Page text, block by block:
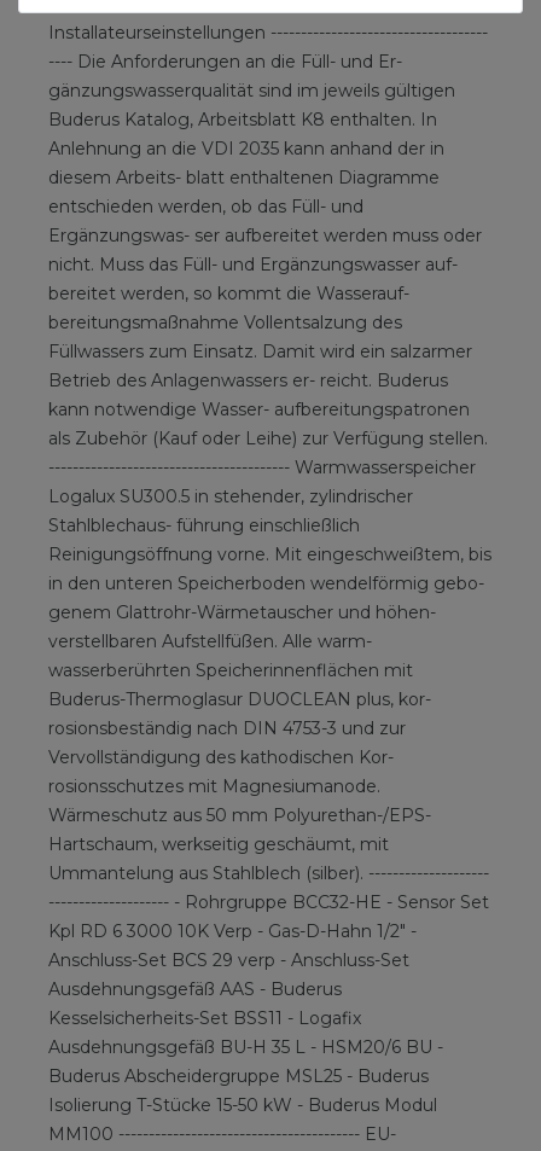
Installateurseinstellungen ------------------------------------
---- Die Anforderungen an die Füll- und Er-
gänzungswasserqualität sind im jeweils gültigen
Buderus Katalog, Arbeitsblatt K8 enthalten. In
Anlehnung an die VDI 2035 kann anhand der in
diesem Arbeits- blatt enthaltenen Diagramme
entschieden werden, ob das Füll- und
Ergänzungswas- ser aufbereitet werden muss oder
nicht. Muss das Füll- und Ergänzungswasser auf-
bereitet werden, so kommt die Wasserauf-
bereitungsmaßnahme Vollentsalzung des
Füllwassers zum Einsatz. Damit wird ein salzarmer
Betrieb des Anlagenwassers er- reicht. Buderus
kann notwendige Wasser- aufbereitungspatronen
als Zubehör (Kauf oder Leihe) zur Verfügung stellen.
---------------------------------------- Warmwasserspeicher
Logalux SU300.5 in stehender, zylindrischer
Stahlblechaus- führung einschließlich
Reinigungsöffnung vorne. Mit eingeschweißtem, bis
in den unteren Speicherboden wendelförmig gebo-
genem Glattrohr-Wärmetauscher und höhen-
verstellbaren Aufstellfüßen. Alle warm-
wasserberührten Speicherinnenflächen mit
Buderus-Thermoglasur DUOCLEAN plus, kor-
rosionsbeständig nach DIN 4753-3 und zur
Vervollständigung des kathodischen Kor-
rosionsschutzes mit Magnesiumanode.
Wärmeschutz aus 50 mm Polyurethan-/EPS-
Hartschaum, werkseitig geschäumt, mit
Ummantelung aus Stahlblech (silber). --------------------
-------------------- - Rohrgruppe BCC32-HE - Sensor Set
Kpl RD 6 3000 10K Verp - Gas-D-Hahn 1/2" -
Anschluss-Set BCS 29 verp - Anschluss-Set
Ausdehnungsgefäß AAS - Buderus
Kesselsicherheits-Set BSS11 - Logafix
Ausdehnungsgefäß BU-H 35 L - HSM20/6 BU -
Buderus Abscheidergruppe MSL25 - Buderus
Isolierung T-Stücke 15-50 kW - Buderus Modul
MM100 ---------------------------------------- EU-